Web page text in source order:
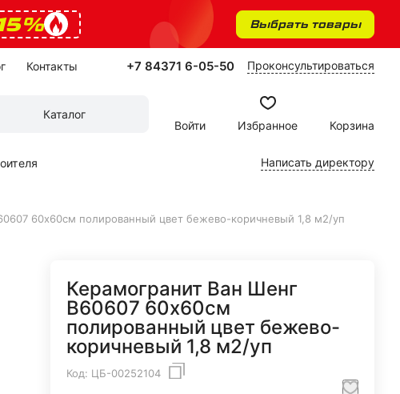
Выбрать товары
Контакты +7 84371 6-05-50 Проконсультироваться
Каталог
Войти
Избранное Корзина
Написать директору
60х60см полированный цвет бежево-коричневый 1,8 м2/уп
Керамогранит Ван Шенг
В60607 60х60см
полированный цвет бежево-
коричневый 1,8 м2/уп
Код: ЦБ-00252104